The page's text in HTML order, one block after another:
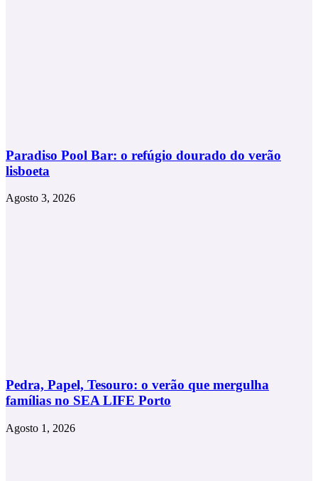
Paradiso Pool Bar: o refúgio dourado do verão
lisboeta
Agosto 3, 2026
Pedra, Papel, Tesouro: o verão que mergulha
famílias no SEA LIFE Porto
Agosto 1, 2026